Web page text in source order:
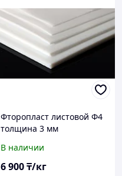
Фторопласт листовой Ф4
толщина 3 мм
В наличии
6 900₸/кг